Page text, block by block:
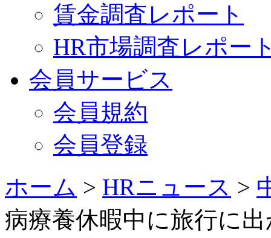
賃金調査レポート
HR市場調査レポー
会員サービス
会員規約
会員登録
ホーム > HRニュース >
病療養休暇中に旅行に